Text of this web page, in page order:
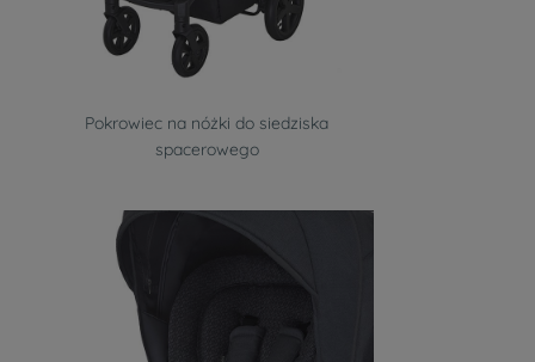
Pokrowiec na nóżki do siedziska
spacerowego